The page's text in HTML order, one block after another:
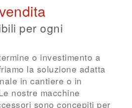
per ogni
o investimento a
la soluzione adatta
in cantiere o in
nostre macchine
sono concepiti per